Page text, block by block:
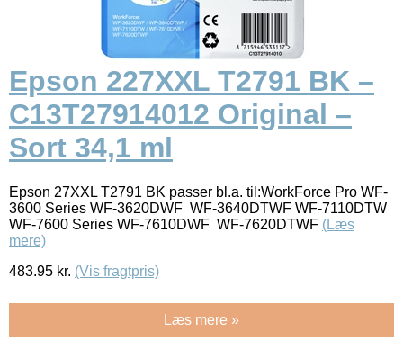
Epson 227XXL T2791 BK –
C13T27914012 Original –
Sort 34,1 ml
Epson 27XXL T2791 BK passer bl.a. til:WorkForce Pro WF-
3600 Series WF-3620DWF WF-3640DTWF WF-7110DTW
WF-7600 Series WF-7610DWF WF-7620DTWF (Læs
mere)
483.95 kr. (Vis fragtpris)
Læs mere »